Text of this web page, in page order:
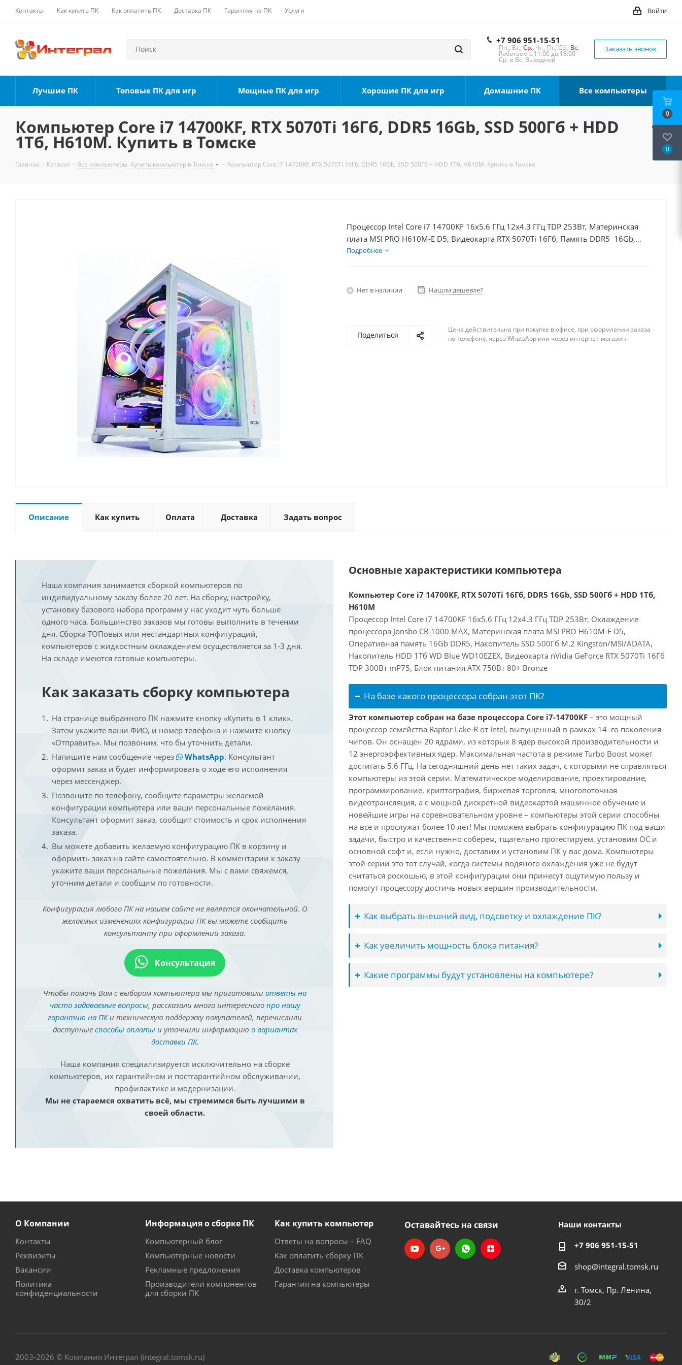
Контакты Как купить ПК Как оплатить ПК Доставка ПК Гарантия на ПК Услуги Войти
+7 906 951-15-51
Пн., Вт., Ср., Чт., Пт., Сб., Вс.
Работаем с 11:00 до 18:00
Ср. и Вс. Выходной
Заказать звонок
Лучшие ПК Топовые ПК для игр Мощные ПК для игр Хорошие ПК для игр Домашние ПК Все компьютеры
Компьютер Core i7 14700KF, RTX 5070Ti 16Гб, DDR5 16Gb, SSD 500Гб + HDD
1Тб, H610M. Купить в Томске
Главная - Каталог - Все компьютеры. Купить компьютер в Томске - Компьютер Core i7 14700KF, RTX 5070Ti 16Гб, DDR5 16Gb, SSD 500Гб + HDD 1Тб, H610M. Купить в Томске
Процессор Intel Core i7 14700KF 16x5.6 ГГц 12x4.3 ГГц TDP 253Вт, Материнская
плата MSI PRO H610M-E D5, Видеокарта RTX 5070Ti 16Гб, Память DDR5 16Gb,
Диски SSD 500Гб + HDD 1Тб, БП 750Вт
Подробнее
Нет в наличии Нашли дешевле?
Поделиться
Цена действительна при покупке в офисе, при оформлении заказа
по телефону, через WhatsApp или через интернет-магазин.
Описание Как купить Оплата Доставка Задать вопрос
Наша компания занимается сборкой компьютеров по
индивидуальному заказу более 20 лет. На сборку, настройку,
установку базового набора программ у нас уходит чуть больше
одного часа. Большинство заказов мы готовы выполнить в течении
дня. Сборка ТОПовых или нестандартных конфигураций,
компьютеров с жидкостным охлаждением осуществляется за 1-3 дня.
На складе имеются готовые компьютеры.
Как заказать сборку компьютера
На странице выбранного ПК нажмите кнопку «Купить в 1 клик».
Затем укажите ваши ФИО, и номер телефона и нажмите кнопку
«Отправить». Мы позвоним, что бы уточнить детали.
Напишите нам сообщение через
WhatsApp. Консультант
оформит заказ и будет информировать о ходе его исполнения
через мессенджер.
Позвоните по телефону, сообщите параметры желаемой
конфигурации компьютера или ваши персональные пожелания.
Консультант оформит заказ, сообщит стоимость и срок исполнения
заказа.
Вы можете добавить желаемую конфигурацию ПК в корзину и
оформить заказ на сайте самостоятельно. В комментарии к заказу
укажите ваши персональные пожелания. Мы с вами свяжемся,
уточним детали и сообщим по готовности.
Конфигурация любого ПК на нашем сайте не является окончательной. О
желаемых изменениях конфигурации ПК вы можете сообщить
консультанту при оформлении заказа.
Консультация
Чтобы помочь Вам с выбором компьютера мы приготовили ответы на
часто задаваемые вопросы, рассказали много интересного про нашу
гарантию на ПКи техническую поддержку покупателей, перечислили
доступные способы оплатыи уточнили информацию о вариантах
доставки ПК.
Наша компания специализируется исключительно на сборке
компьютеров, их гарантийном и постгарантийном обслуживании,
профилактике и модернизации.
Мы не стараемся охватить всё, мы стремимся быть лучшими в
своей области.
Основные характеристики компьютера
Компьютер Core i7 14700KF, RTX 5070Ti 16Гб, DDR5 16Gb, SSD 500Гб + HDD 1Тб,
H610M
Процессор Intel Core i7 14700KF 16x5.6 ГГц 12x4.3 ГГц TDP 253Вт, Охлаждение
процессора Jonsbo CR-1000 MAX, Материнская плата MSI PRO H610M-E D5,
Оперативная память 16Gb DDR5, Накопитель SSD 500Гб M.2 Kingston/MSI/ADATA,
Накопитель HDD 1Тб WD Blue WD10EZEX, Видеокарта nVidia GeForce RTX 5070Ti 16Гб
TDP 300Вт mP75, Блок питания ATX 750Вт 80+ Bronze
На базе какого процессора собран этот ПК?
Этот компьютер собран на базе процессора Core i7-14700KF – это мощный
процессор семейства Raptor Lake-R от Intel, выпущенный в рамках 14–го поколения
чипов. Он оснащен 20 ядрами, из которых 8 ядер высокой производительности и
12 энергоэффективных ядер. Максимальная частота в режиме Turbo Boost может
достигать 5.6 ГГц. На сегодняшний день нет таких задач, с которыми не справляться
компьютеры из этой серии. Математическое моделирование, проектирование,
программирование, криптография, биржевая торговля, многопоточная
видеотрансляция, а с мощной дискретной видеокартой машинное обучение и
новейшие игры на соревновательном уровне – компьютеры этой серии способны
на всё и прослужат более 10 лет! Мы поможем выбрать конфигурацию ПК под ваши
задачи, быстро и качественно соберем, тщательно протестируем, установим ОС и
основной софт и, если нужно, доставим и установим ПК у вас дома. Компьютеры
этой серии это тот случай, когда системы водяного охлаждения уже не будут
считаться роскошью, в этой конфигурации они принесут ощутимую пользу и
помогут процессору достичь новых вершин производительности.
Как выбрать внешний вид, подсветку и охлаждение ПК?
Как увеличить мощность блока питания?
Какие программы будут установлены на компьютере?
О Компании
Контакты
Реквизиты
Вакансии
Политика
конфиденциальности
Информация о сборке ПК
Компьютерный блог
Компьютерные новости
Рекламные предложения
Производители компонентов
для сборки ПК
Как купить компьютер
Ответы на вопросы – FAQ
Как оплатить сборку ПК
Доставка компьютеров
Гарантия на компьютеры
Оставайтесь на связи Наши контакты
+7 906 951-15-51
shop@integral.tomsk.ru
г. Томск, Пр. Ленина,
30/2
2003-2026 © Компания Интеграл (integral.tomsk.ru)
0
0